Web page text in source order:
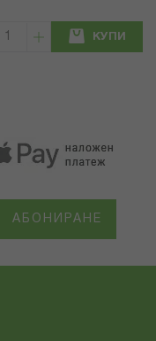
КУПИ
АБОНИРАНЕ